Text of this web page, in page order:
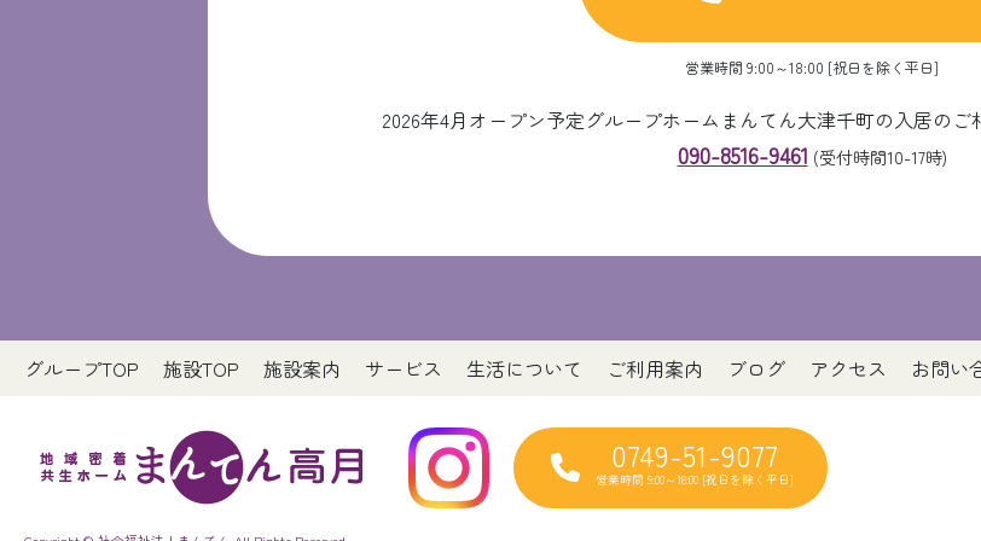
営業時間 9:00～18:00 [祝日を除く平日]
2026年4月オープン予定グループホームまんてん大津千町の入居のご
090-8516-9461 (受付時間10-17時)
グループTOP 施設TOP 施設案内 サービス 生活について ご利用案内 ブログ アクセス お問い
0749-51-9077
営業時間 9:00～18:00 [祝日を除く平日]